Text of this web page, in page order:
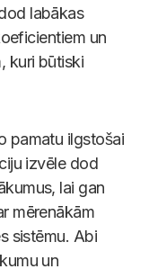
labākas
un
kuri būtiski
pamatu ilgstošai
izvēle dod
lai gan
mērenākām
sistēmu. Abi
un